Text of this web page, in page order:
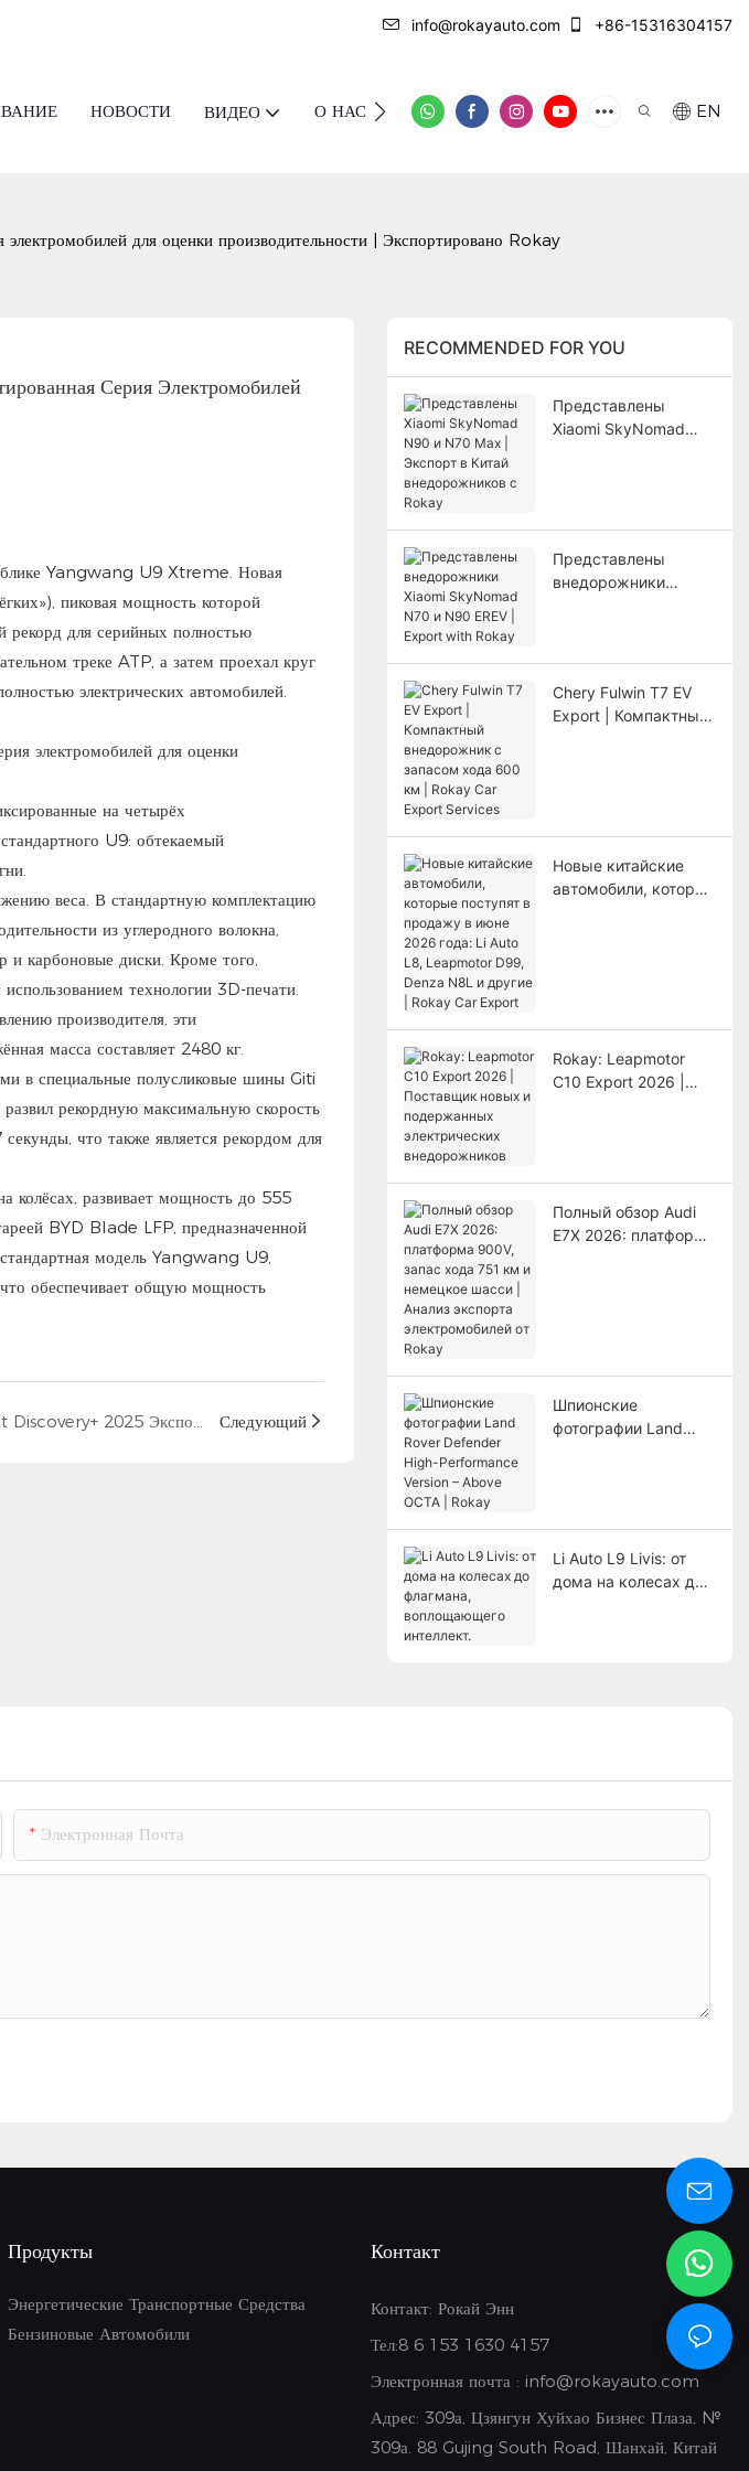
info@rokayauto.com +86-15316304157
НОВОСТИ ВИДЕО О НАС СВЯЖИТЕСЬ С НАМИ EN
для оценки производительности | Экспортировано Rokay
Серия Электромобилей
Yangwang U9 Xtreme. Новая
пиковая мощность которой
для серийных полностью
треке ATP, а затем проехал круг
электрических автомобилей.
на четырёх
U9: обтекаемый
веса. В стандартную комплектацию
из углеродного волокна,
и карбоновые диски. Кроме того,
технологии 3D-печати.
производителя, эти
масса составляет 2480 кг.
в специальные полусликовые шины Giti
рекордную максимальную скорость
что также является рекордом для
колёсах, развивает мощность до 555
BYD Blade LFP, предназначенной
стандартная модель Yangwang U9,
обеспечивает общую мощность
Следующий
RECOMMENDED FOR YOU
Представлены
Xiaomi SkyNomad
Представлены
внедорожники
Chery Fulwin T7 EV
Export | Компактный
Новые китайские
автомобили, которые
Export
Rokay: Leapmotor
C10 Export 2026 |
Полный обзор Audi
E7X 2026: платформа
Rokay
Шпионские
фотографии Land
Li Auto L9 Livis: от
дома на колесах до
Электронная Почта
Продукты
Энергетические Транспортные Средства
Бензиновые Автомобили
Контакт
Контакт: Рокай Энн
Тел:8 6 153 1630 4157
Электронная почта : info@rokayauto.com
Адрес: 309а, Цзянгун Хуйхао Бизнес Плаза, №
309а. 88 Gujing South Road, Шанхай, Китай